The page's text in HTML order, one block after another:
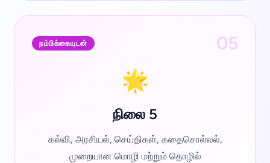
நம்பிக்கையுடன் 05
🌟
நிலை 5
கல்வி, அரசியல், செய்திகள், கதைசொல்லல்,
முறையான மொழி மற்றும் தொழில்